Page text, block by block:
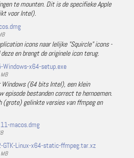
te mounten. Dit is de specifieke Apple
voor Intel).
icons naar lelijke "Squircle" icons -
en brengt de originele icon terug.
Windows-x64-setup.exe
Windows (64 bits Intel), een klein
episode bestanden correct te hernoemen.
(grote) gelinkte versies van ffmpeg en
macos.dmg
GTK-Linux-x64-static-ffmpeg.tar.xz